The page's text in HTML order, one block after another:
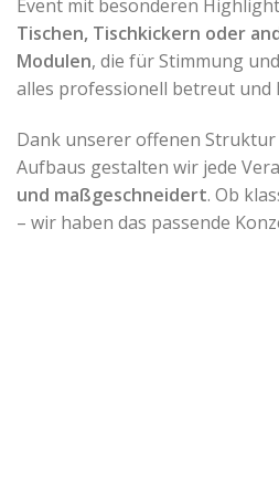
Event mit besonderen
Tischen, Tischkickern oder
Modulen, die für Stimmung
alles professionell betreut und
Dank unserer offenen
Aufbaus gestalten wir jede
und maßgeschneidert. Ob
– wir haben das passende